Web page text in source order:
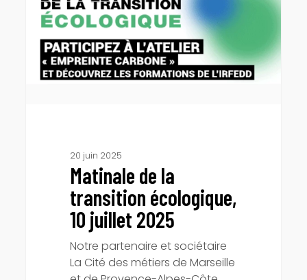
transition
écologique,
juillet
20 juin 2025
Matinale de la
transition écologique,
10 juillet 2025
Notre partenaire et sociétaire
La Cité des métiers de Marseille